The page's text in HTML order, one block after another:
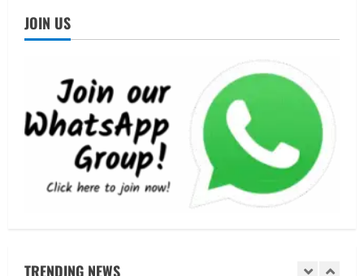
JOIN US
TRENDING NEWS
UTTARAKHAND NEWS
जिलाधिकारी/जिला निर्वाचन अधिकारी ने
सहसपुर विधानसभा क्षेत्र के पोलिंग बूथों का
निरीक्षण कर एसआईआर आपत्ति निस्तारण
शिविर की व्यवस्थाओं का लिया जायजा
August 6, 2026